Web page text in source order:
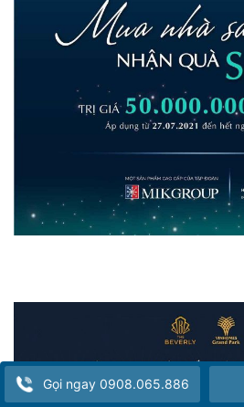
Gọi ngay 0908.065.886